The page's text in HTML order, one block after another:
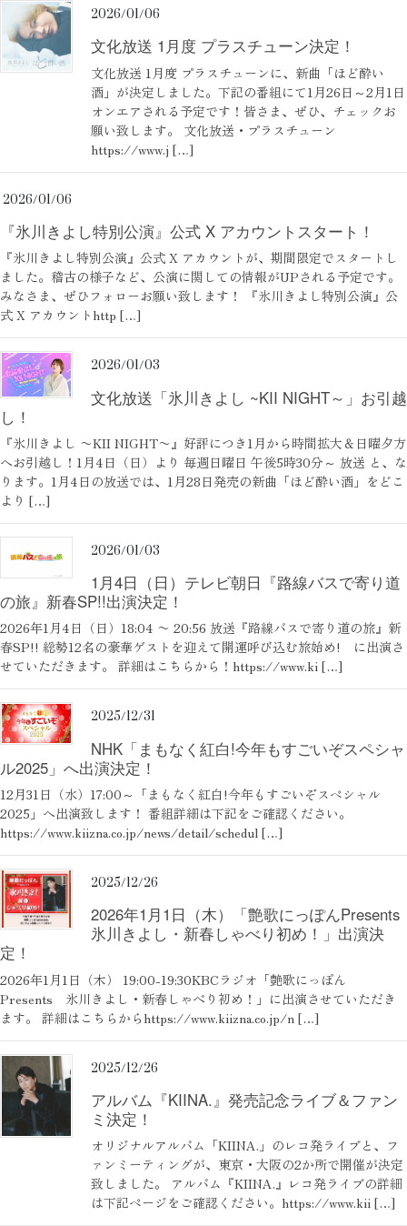
2026/01/06
文化放送 1月度 プラスチューン決定！
文化放送 1月度 プラスチューンに、新曲「ほど酔い
酒」が決定しました。下記の番組にて1月26日～2月1日
オンエアされる予定です！皆さま、ぜひ、チェックお
願い致します。 文化放送・プラスチューン
https://www.j […]
2026/01/06
『氷川きよし特別公演』公式 X アカウントスタート！
『氷川きよし特別公演』公式 X アカウントが、期間限定でスタートし
ました。稽古の様子など、公演に関しての情報がUPされる予定です。
みなさま、ぜひフォローお願い致します！ 『氷川きよし特別公演』公
式 X アカウントhttp […]
2026/01/03
文化放送「氷川きよし ~KII NIGHT～」お引越
し！
『氷川きよし 〜KII NIGHT〜』好評につき1月から時間拡大＆日曜夕方
へお引越し！1月4日（日）より 毎週日曜日 午後5時30分～ 放送 と、な
ります。1月4日の放送では、1月28日発売の新曲「ほど酔い酒」をどこ
より […]
2026/01/03
1月4日（日）テレビ朝日『路線バスで寄り道
の旅』新春SP!!出演決定！
2026年1月4日（日）18:04 〜 20:56 放送『路線バスで寄り道の旅』新
春SP!! 総勢12名の豪華ゲストを迎えて開運呼び込む旅始め! に出演さ
せていただきます。 詳細はこちらから！https://www.ki […]
2025/12/31
NHK「まもなく紅白!今年もすごいぞスペシャ
ル2025」へ出演決定！
12月31日（水）17:00～「まもなく紅白!今年もすごいぞスペシャル
2025」へ出演致します！ 番組詳細は下記をご確認ください。
https://www.kiizna.co.jp/news/detail/schedul […]
2025/12/26
2026年1月1日（木）「艶歌にっぽんPresents
氷川きよし・新春しゃべり初め！」出演決
定！
2026年1月1日（木） 19:00-19:30KBCラジオ「艶歌にっぽん
Presents 氷川きよし・新春しゃべり初め！」に出演させていただき
ます。 詳細はこちらからhttps://www.kiizna.co.jp/n […]
2025/12/26
アルバム『KIINA.』発売記念ライブ＆ファン
ミ決定！
オリジナルアルバム「KIINA.」のレコ発ライブと、フ
ァンミーティングが、東京・大阪の2か所で開催が決定
致しました。 アルバム『KIINA.』レコ発ライブの詳細
は下記ページをご確認ください。https://www.kii […]